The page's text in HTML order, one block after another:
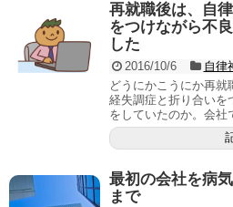
再就職後は、自
をつけながら不
した
2016/10/6
自律
どうにかこうにか再就
経失調症と折り合いを
をしていたのか。会社
最初の会社を病
まで